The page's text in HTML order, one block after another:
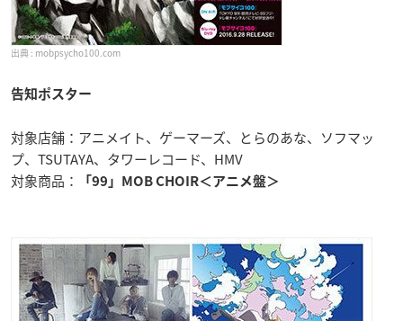
mobpsycho100.com
告知ポスター
対象店舗：アニメイト、ゲーマーズ、とらのあな、ソフマッ
プ、TSUTAYA、タワーレコード、HMV
対象商品：
「99」MOB CHOIR＜アニメ盤＞